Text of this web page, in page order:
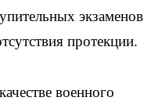
экзаменов
протекции.
военного